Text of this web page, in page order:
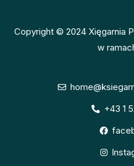
Copyright © 2024 Xięgarnia
w
+43 1